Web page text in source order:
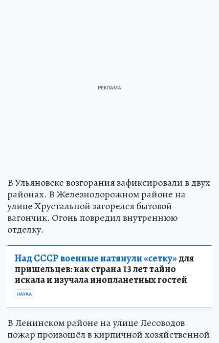
В Ульяновске возгорания зафиксировали в двух
районах. В Железнодорожном районе на
улице Хрустальной загорелся бытовой
вагончик. Огонь повредил внутреннюю
отделку.
Над СССР военные натянули «сетку»для
пришельцев: как страна 13 лет тайно
искала и изучала инопланетных гостей
НАУКА
В Ленинском районе на улице Лесоводов
пожар произошёл в кирпичной хозяйственной